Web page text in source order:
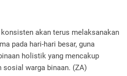
akan terus melaksanakan
pada hari-hari besar, guna
holistik yang mencakup
sosial warga binaan. (ZA)